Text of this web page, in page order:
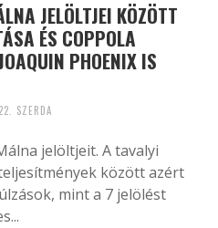
JELÖLTJEI KÖZÖTT
ÉS COPPOLA
PHOENIX IS
SZERDA
jelöltjeit. A tavalyi
között azért
mint a 7 jelölést